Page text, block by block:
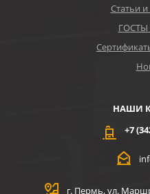
Статьи
НАШИ
+7
г. Пермь, ул.